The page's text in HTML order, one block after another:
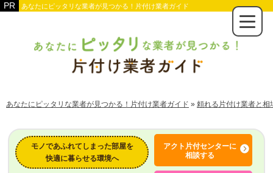
あなたにピッタリな業者が見つかる！片付け業者ガイド
あなたにピッタリな業者が見つかる！片付け業者ガイド » 頼れる片付け業者と相
モノであふれてしまった部屋を
快適に暮らせる環境へ
アクト片付センターに
相談する